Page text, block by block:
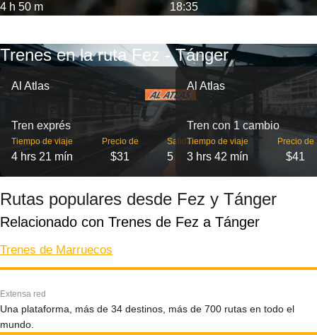
4 h 50 m 18:35
Trenes en la ruta Fez - Tánger
Al Atlas
Tren exprés
Tiempo de viaje
4 hrs 21 mín
Precio de
$31
Salidas
5
Al Atlas
Tren con 1 cambio
Tiempo de viaje
3 hrs 42 mín
Precio de
$41
Rutas populares desde Fez y Tánger
Relacionado con Trenes de Fez a Tánger
Trenes de Marruecos
Extensa red
Una plataforma, más de 34 destinos, más de 700 rutas en todo el
mundo.